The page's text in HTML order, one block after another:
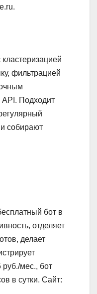
фильтрацией
Подходит
собирают
бот в
отделяет
делает
руб./мес., бот
в сутки. Сайт: